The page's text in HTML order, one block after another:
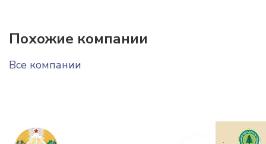
Похожие компании
Все компании